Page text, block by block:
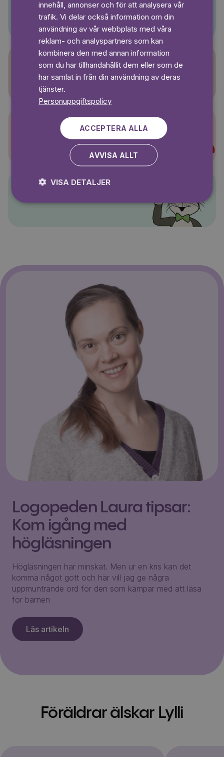
Sagasagor
Super-Charlie
Logopeden Laura tipsar:
Kom igång med
högläsningen
Högläsningen har minskat. Men ur en kris kan det
komma något gott och här vill jag ge några
uppmuntrande ord för den som kämpar med att läsa
för barnen
Läs artikeln
Föräldrar älskar Lylli
innehåll, annonser och för att analysera vår
trafik. Vi delar också information om din
användning av vår webbplats med våra
reklam- och analyspartners som kan
kombinera den med annan information
som du har tillhandahållit dem eller som de
har samlat in från din användning av deras
tjänster.
Personuppgiftspolicy
ACCEPTERA ALLA
AVVISA ALLT
VISA DETALJER